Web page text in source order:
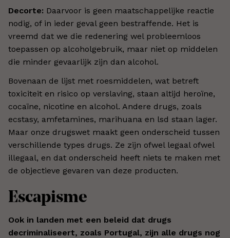
Decorte: Daarvoor is geen maatschappelijke reactie
nodig, of in ieder geval geen bestraffende. Het is
vreemd dat we die redenering wel probleemloos
toepassen op alcoholgebruik, maar niet op middelen
die minder gevaarlijk zijn dan alcohol.
Bovenaan de lijst met roesmiddelen, wat betreft
toxiciteit en risico op verslaving, staan altijd heroïne,
cocaïne, nicotine en alcohol. Andere drugs, zoals
ecstasy, amfetamines, marihuana en lsd staan lager.
Maar onze drugswet maakt geen onderscheid tussen
verschillende types drugs. Ze zijn ofwel legaal ofwel
illegaal, en dat onderscheid heeft niets te maken met
de objectieve gevaren van deze producten.
Escapisme
Ook in landen met een beleid dat drugs
decriminaliseert, zoals Portugal, zijn alle drugs nog